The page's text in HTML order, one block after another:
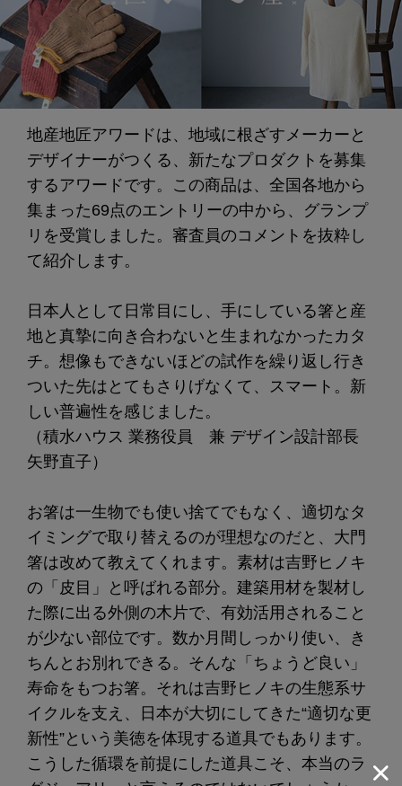
地産地匠アワードは、地域に根ざすメーカーと
デザイナーがつくる、新たなプロダクトを募集
するアワードです。この商品は、全国各地から
集まった69点のエントリーの中から、グランプ
リを受賞しました。審査員のコメントを抜粋し
て紹介します。
日本人として日常目にし、手にしている箸と産
地と真摯に向き合わないと生まれなかったカタ
チ。想像もできないほどの試作を繰り返し行き
ついた先はとてもさりげなくて、スマート。新
しい普遍性を感じました。
（積水ハウス 業務役員 兼 デザイン設計部長
矢野直子）
お箸は一生物でも使い捨てでもなく、適切なタ
イミングで取り替えるのが理想なのだと、大門
箸は改めて教えてくれます。素材は吉野ヒノキ
の「皮目」と呼ばれる部分。建築用材を製材し
た際に出る外側の木片で、有効活用されること
が少ない部位です。数か月間しっかり使い、き
ちんとお別れできる。そんな「ちょうど良い」
寿命をもつお箸。それは吉野ヒノキの生態系サ
イクルを支え、日本が大切にしてきた“適切な更
新性”という美徳を体現する道具でもあります。
こうした循環を前提にした道具こそ、本当のラ